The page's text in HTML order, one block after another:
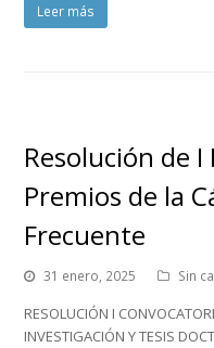
Leer más
Resolución de
Premios de la
Frecuente
31 enero, 2025 Sin
RESOLUCIÓN I
INVESTIGACIÓN Y TESIS